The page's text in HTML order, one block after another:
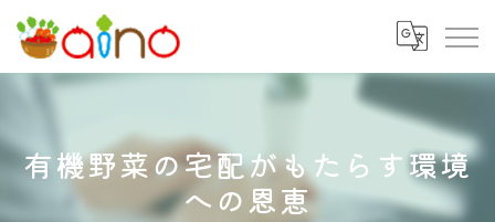
有機野菜の宅配がもたらす環境
への恩恵